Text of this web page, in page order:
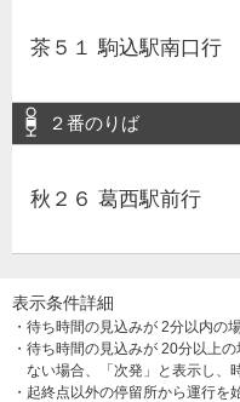
茶５１ 駒込駅南口行
２番のりば
秋２６ 葛西駅前行
表示条件詳細
・待ち時間の見込みが 2分以内の
・待ち時間の見込みが 20分以上
ない場合、「次発」と表示し、
・起終点以外の停留所から運行